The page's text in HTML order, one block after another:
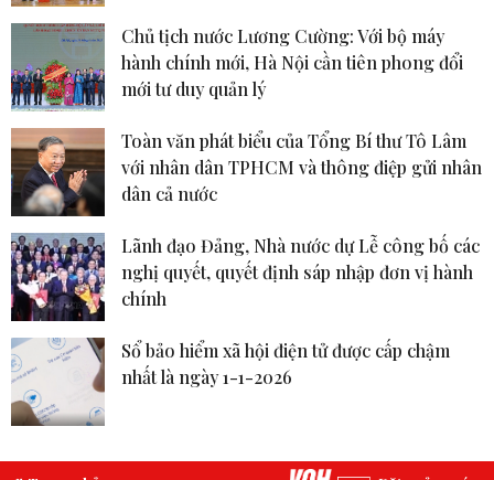
Chủ tịch nước Lương Cường: Với bộ máy
hành chính mới, Hà Nội cần tiên phong đổi
mới tư duy quản lý
Toàn văn phát biểu của Tổng Bí thư Tô Lâm
với nhân dân TPHCM và thông điệp gửi nhân
dân cả nước
Lãnh đạo Đảng, Nhà nước dự Lễ công bố các
nghị quyết, quyết định sáp nhập đơn vị hành
chính
Sổ bảo hiểm xã hội điện tử được cấp chậm
nhất là ngày 1-1-2026